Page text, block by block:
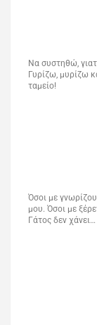
Να συστηθώ,
Γυρίζω, μυρίζω
ταμείο!
Όσοι με
μου. Όσοι με
Γάτος δεν χάνει…